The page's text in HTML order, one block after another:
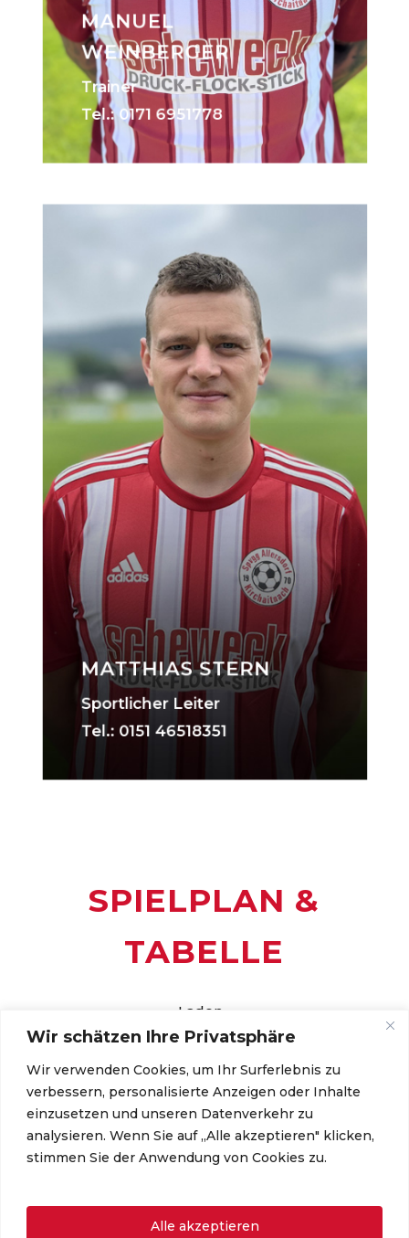
Wir schätzen Ihre Privatsphäre
Wir verwenden Cookies, um Ihr Surferlebnis zu
verbessern, personalisierte Anzeigen oder Inhalte
einzusetzen und unseren Datenverkehr zu
analysieren. Wenn Sie auf „Alle akzeptieren" klicken,
stimmen Sie der Anwendung von Cookies zu.
Alle akzeptieren
MANUEL
WEINBERGER
Trainer
Tel.:0171 6951778
MATTHIAS STERN
Sportlicher Leiter
Tel.: 0151 46518351
SPIELPLAN &
TABELLE
Laden...
Jetzt folgen und keine Neuigkeiten mehr